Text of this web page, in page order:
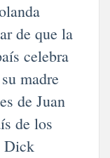
de que la
celebra
madre
de Juan
de los
Dick